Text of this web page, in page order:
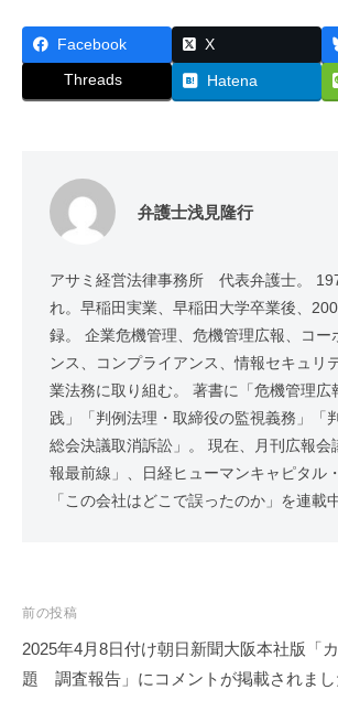
Facebook X
Threads Hatena
弁護士浅見隆行
アサミ経営法律事務所 代表弁護士。
れ。早稲田実業、早稲田大学卒業後、
録。 企業危機管理、危機管理広報、コー
ンス、コンプライアンス、情報セキュリ
業法務に取り組む。 著書に「危機管理広
践」「判例法理・取締役の監視義務」「
総会決議取消訴訟」。 現在、月刊広報会
報最前線」、日経ヒューマンキャピタル
「この会社はどこで誤ったのか」を連載中
投
稿
ナ
前の投稿
2025年4月8日付け朝日新聞大阪本社版「
題 調査報告」にコメントが掲載されまし